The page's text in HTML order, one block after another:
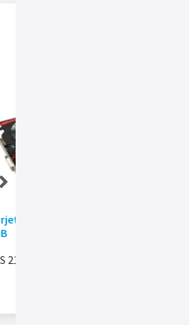
De Video BIOSTAR RX560
217.00